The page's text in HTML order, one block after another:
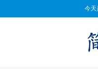
今天